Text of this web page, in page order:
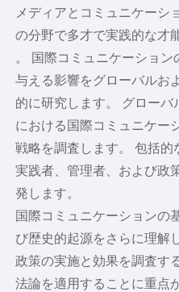
メディアとコミュニケーシ
の分野で多才で実践的な才
。 国際コミュニケーショ
与える影響をグローバルお
的に研究します。 グローバ
における国際コミュニケー
戦略を調査します。 包括
実践者、管理者、および政
発します。
国際コミュニケーションの
び歴史的起源をさらに理解
政策の実施と効果を調査す
法論を適用することに重点